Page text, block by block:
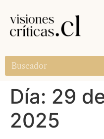
Día: 29
2025